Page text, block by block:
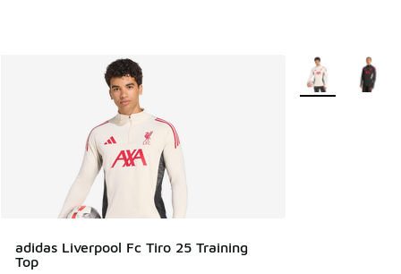
adidas Liverpool Fc Tiro 25 Training
Top
Plus de couleurs